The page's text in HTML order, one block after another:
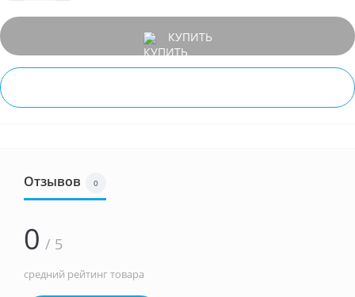
КУПИТЬ
Отзывов 0
0 / 5
средний рейтинг товара